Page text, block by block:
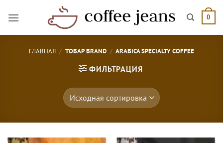
0
ГЛАВНАЯ / ТОВАР BRAND / ARABICA SPECIALTY COFFEE
ФИЛЬТРАЦИЯ